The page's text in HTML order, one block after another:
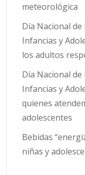
meteorológica
Día Nacional de
Infancias y
los adultos
Día Nacional de
Infancias y
quienes
adolescentes
Bebidas
niñas y